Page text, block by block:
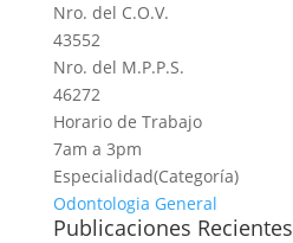
Nro. del C.O.V.
43552
Nro. del M.P.P.S.
46272
Horario de Trabajo
7am a 3pm
Especialidad(Categoría)
Odontologia General
Publicaciones Recientes